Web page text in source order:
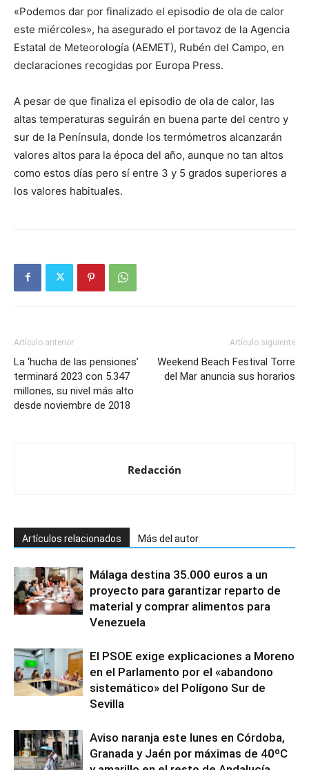
«Podemos dar por finalizado el episodio de ola de calor
este miércoles», ha asegurado el portavoz de la Agencia
Estatal de Meteorología (AEMET), Rubén del Campo, en
declaraciones recogidas por Europa Press.
A pesar de que finaliza el episodio de ola de calor, las
altas temperaturas seguirán en buena parte del centro y
sur de la Península, donde los termómetros alcanzarán
valores altos para la época del año, aunque no tan altos
como estos días pero sí entre 3 y 5 grados superiores a
los valores habituales.
Artículo anterior
La ‘hucha de las pensiones’
terminará 2023 con 5.347
millones, su nivel más alto
desde noviembre de 2018
Artículo siguiente
Weekend Beach Festival Torre
del Mar anuncia sus horarios
Redacción
Artículos relacionados Más del autor
Málaga destina 35.000 euros a un
proyecto para garantizar reparto de
material y comprar alimentos para
Venezuela
El PSOE exige explicaciones a Moreno
en el Parlamento por el «abandono
sistemático» del Polígono Sur de
Sevilla
Aviso naranja este lunes en Córdoba,
Granada y Jaén por máximas de 40ºC